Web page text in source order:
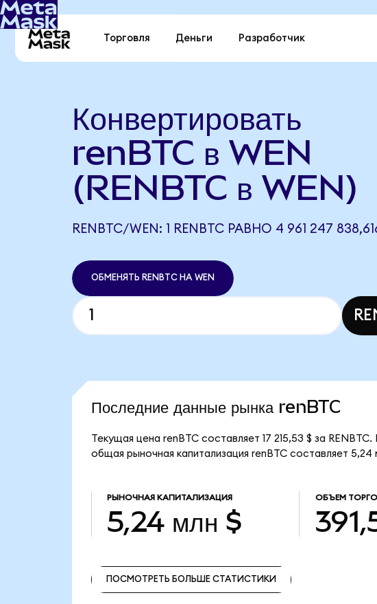
Торговля Деньги Разработчик
Конвертировать
renBTC в WEN
(RENBTC в WEN)
RENBTC/WEN: 1 RENBTC РАВНО 4 961 247
ОБМЕНЯТЬ RENBTC НА WEN
Последние данные рынка renBTC
Текущая цена renBTC составляет 17 215,53 $ за
общая рыночная капитализация renBTC составляет 5,24
РЫНОЧНАЯ КАПИТАЛИЗАЦИЯ
5,24 млн $
ОБЪЕМ
ПОСМОТРЕТЬ БОЛЬШЕ СТАТИСТИКИ